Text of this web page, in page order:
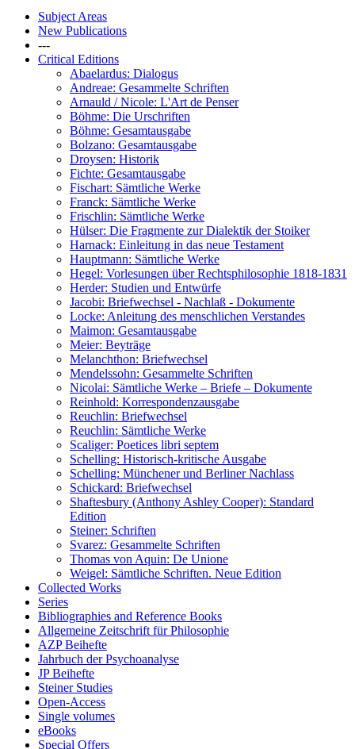
Subject Areas
New Publications
---
Critical Editions
Abaelardus: Dialogus
Andreae: Gesammelte Schriften
Arnauld / Nicole: L'Art de Penser
Böhme: Die Urschriften
Böhme: Gesamtausgabe
Bolzano: Gesamtausgabe
Droysen: Historik
Fichte: Gesamtausgabe
Fischart: Sämtliche Werke
Franck: Sämtliche Werke
Frischlin: Sämtliche Werke
Hülser: Die Fragmente zur Dialektik der Stoiker
Harnack: Einleitung in das neue Testament
Hauptmann: Sämtliche Werke
Hegel: Vorlesungen über Rechtsphilosophie 1818-1831
Herder: Studien und Entwürfe
Jacobi: Briefwechsel - Nachlaß - Dokumente
Locke: Anleitung des menschlichen Verstandes
Maimon: Gesamtausgabe
Meier: Beyträge
Melanchthon: Briefwechsel
Mendelssohn: Gesammelte Schriften
Nicolai: Sämtliche Werke – Briefe – Dokumente
Reinhold: Korrespondenzausgabe
Reuchlin: Briefwechsel
Reuchlin: Sämtliche Werke
Scaliger: Poetices libri septem
Schelling: Historisch-kritische Ausgabe
Schelling: Münchener und Berliner Nachlass
Schickard: Briefwechsel
Shaftesbury (Anthony Ashley Cooper): Standard
Edition
Steiner: Schriften
Svarez: Gesammelte Schriften
Thomas von Aquin: De Unione
Weigel: Sämtliche Schriften. Neue Edition
Collected Works
Series
Bibliographies and Reference Books
Allgemeine Zeitschrift für Philosophie
AZP Beihefte
Jahrbuch der Psychoanalyse
JP Beihefte
Steiner Studies
Open-Access
Single volumes
eBooks
Special Offers